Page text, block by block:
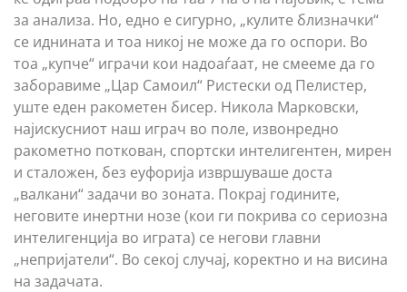
за анализа. Но, едно е сигурно, „кулите близначки“
се иднината и тоа никој не може да го оспори. Во
тоа „купче“ играчи кои надоаѓаат, не смееме да го
заборавиме „Цар Самоил“ Ристески од Пелистер,
уште еден ракометен бисер. Никола Марковски,
најискусниот наш играч во поле, извонредно
ракометно поткован, спортски интелигентен, мирен
и сталожен, без еуфорија извршуваше доста
„валкани“ задачи во зоната. Покрај годините,
неговите инертни нозе (кои ги покрива со сериозна
интелигенција во играта) се негови главни
„непријатели“. Во секој случај, коректно и на висина
на задачата.